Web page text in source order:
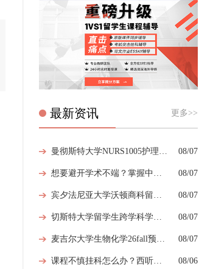
最新资讯 更多>>
08/07
08/07
08/07
08/07
08/07
08/06